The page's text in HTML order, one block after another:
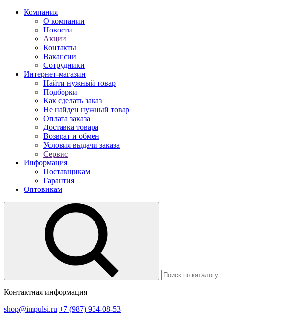
Компания
О компании
Новости
Акции
Контакты
Вакансии
Сотрудники
Интернет-магазин
Найти нужный товар
Подборки
Как сделать заказ
Не найден нужный товар
Оплата заказа
Доставка товара
Возврат и обмен
Условия выдачи заказа
Сервис
Информация
Поставщикам
Гарантия
Оптовикам
Контактная информация
shop@impulsi.ru +7 (987) 934-08-53